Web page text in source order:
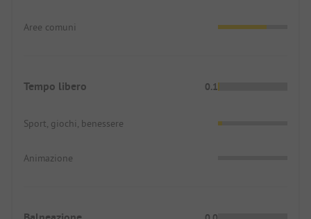
Aree comuni
Tempo libero 0.1
Sport, giochi, benessere
Animazione